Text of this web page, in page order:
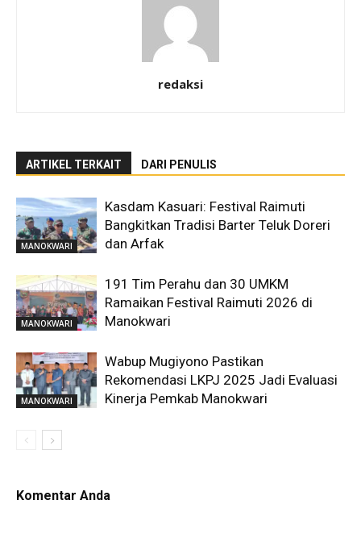
redaksi
ARTIKEL TERKAIT DARI PENULIS
MANOKWARI
Kasdam Kasuari: Festival Raimuti
Bangkitkan Tradisi Barter Teluk Doreri
dan Arfak
MANOKWARI
191 Tim Perahu dan 30 UMKM
Ramaikan Festival Raimuti 2026 di
Manokwari
MANOKWARI
Wabup Mugiyono Pastikan
Rekomendasi LKPJ 2025 Jadi Evaluasi
Kinerja Pemkab Manokwari
Komentar Anda